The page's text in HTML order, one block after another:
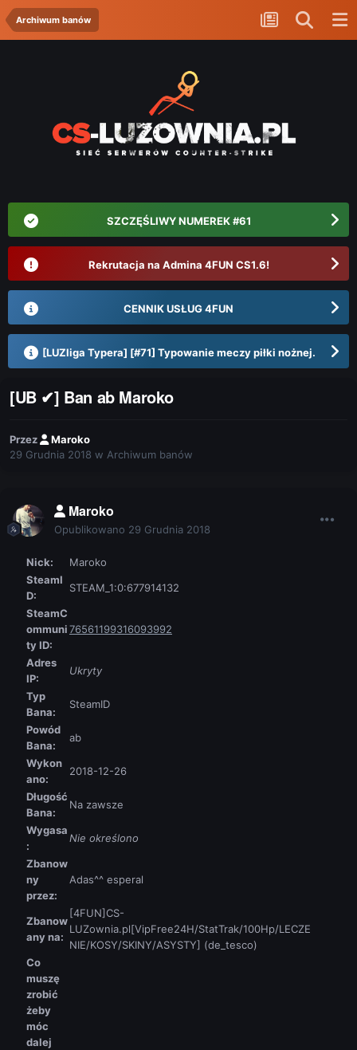
Archiwum banów
SZCZĘŚLIWY NUMEREK #61
Rekrutacja na Admina 4FUN CS1.6!
CENNIK USŁUG 4FUN
[LUZliga Typera] [#71] Typowanie meczy piłki nożnej.
[UB ✔] Ban ab Maroko
Przez
Maroko
29 Grudnia 2018 w Archiwum banów
Maroko
Opublikowano 29 Grudnia 2018
Nick:
Maroko
SteamI
D:
STEAM_1:0:677914132
SteamC
ommuni
ty ID:
76561199316093992
Adres
IP:
Ukryty
Typ
Bana:
SteamID
Powód
Bana:
ab
Wykon
ano:
2018-12-26
Długość
Bana:
Na zawsze
Wygasa
:
Nie określono
Zbanow
ny
przez:
Adas^^ esperal
Zbanow
any na:
[4FUN]CS-
LUZownia.pl[VipFree24H/StatTrak/100Hp/LECZE
NIE/KOSY/SKINY/ASYSTY] (de_tesco)
Co
muszę
zrobić
żeby
móc
dalej